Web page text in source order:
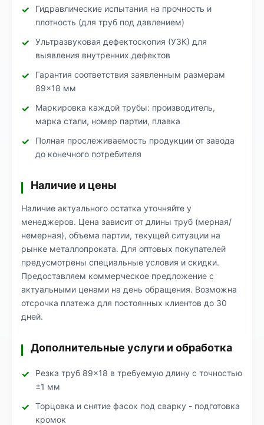
Гидравлические испытания на прочность и
плотность (для труб под давлением)
Ультразвуковая дефектоскопия (УЗК) для
выявления внутренних дефектов
Гарантия соответствия заявленным размерам
89×18 мм
Маркировка каждой трубы: производитель,
марка стали, номер партии, плавка
Полная прослеживаемость продукции от завода
до конечного потребителя
Наличие и цены
Наличие актуального остатка уточняйте у
менеджеров. Цена зависит от длины труб (мерная/
немерная), объема партии, текущей ситуации на
рынке металлопроката. Для оптовых покупателей
предусмотрены специальные условия и скидки.
Предоставляем коммерческое предложение с
актуальными ценами на день обращения. Возможна
отсрочка платежа для постоянных клиентов до 30
дней.
Дополнительные услуги и обработка
Резка труб 89×18 в требуемую длину с точностью
±1 мм
Торцовка и снятие фасок под сварку - подготовка
кромок